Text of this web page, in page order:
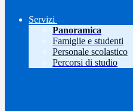
Servizi
Panoramica
Famiglie e studenti
Personale scolastico
Percorsi di studio